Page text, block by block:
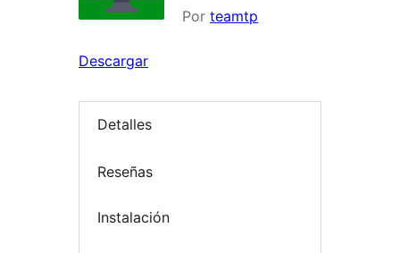
Por teamtp
Descargar
Detalles
Reseñas
Instalación